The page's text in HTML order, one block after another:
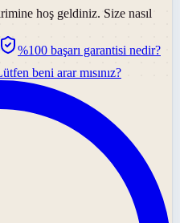
hoş geldiniz. Size nasıl
%100 başarı garantisi nedir?
beni arar mısınız?